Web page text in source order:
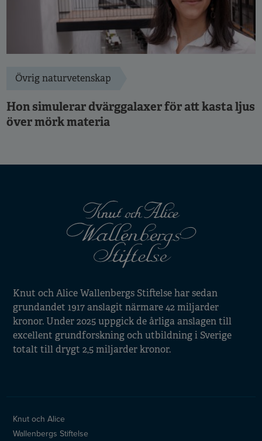
Övrig naturvetenskap
Hon simulerar dvärggalaxer för att kasta ljus
över mörk materia
Knut och Alice Wallenbergs Stiftelse har sedan
grundandet 1917 anslagit närmare 42 miljarder
kronor. Under 2025 uppgick de årliga anslagen till
excellent grundforskning och utbildning i Sverige
totalt till drygt 2,5 miljarder kronor.
Knut och Alice
Wallenbergs Stiftelse